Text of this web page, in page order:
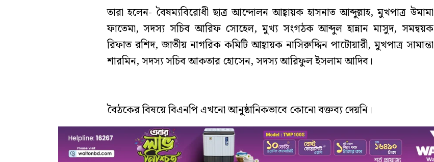
তারা হলেন- বৈষম্যবিরোধী ছাত্র আন্দোলন আহ্বায়ক হাসনাত আব্দুল্লাহ, মুখপাত্র উমামা
ফাতেমা, সদস্য সচিব আরিফ সোহেল, মুখ্য সংগঠক আব্দুল হান্নান মাসুদ, সমন্বয়ক
রিফাত রশিদ, জাতীয় নাগরিক কমিটি আহ্বায়ক নাসিরুদ্দিন পাটোয়ারী, মুখপাত্র সামান্তা
শারমিন, সদস্য সচিব আকতার হোসেন, সদস্য আরিফুল ইসলাম আদিব।
বৈঠকের বিষয়ে বিএনপি এখনো আনুষ্ঠানিকভাবে কোনো বক্তব্য দেয়নি।